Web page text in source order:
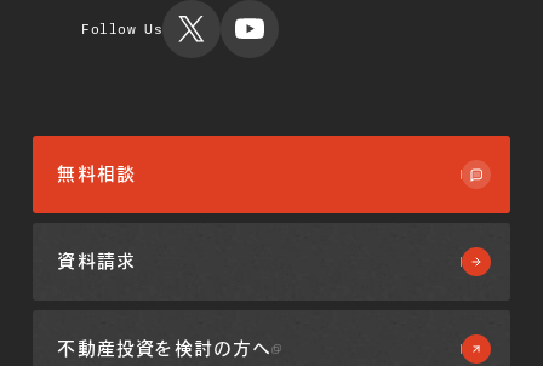
Follow Us
無料相談
資料請求
不動産投資を 検討の方へ